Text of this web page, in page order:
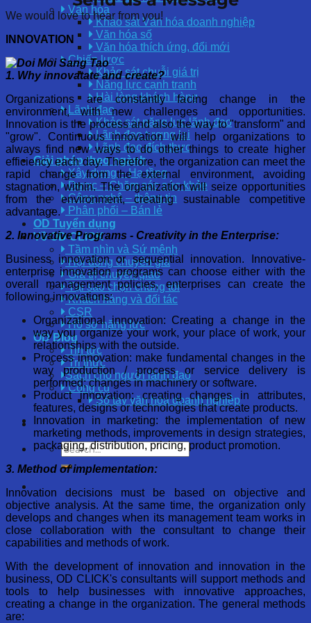
Văn hóa
Khảo sát Văn hóa doanh nghiệp
Văn hóa số
Văn hóa thích ứng, đổi mới
Chiến lược
Khảo sát chuỗi giá trị
Năng lực cạnh tranh
Hài lòng khách hàng
Lãnh đạo
Khảo sát năng lực lãnh đạo
Lãnh đạo tương lai
Lãnh đạo đích thực
Giải pháp theo ngành
Xây dựng – Hạ tầng
Dược – Chăm sóc sức khỏe
Công nghệ – thông tin
Phân phối – Bán lẻ
OD Tuyển dụng
Về OD CLICK
Tầm nhìn và Sứ mệnh
Hội đồng chuyên gia
Giá trị chuyển giao
Tại sao chọn chúng tôi
Khách hàng và đối tác
CSR
Hồ sơ năng lực
OD Blog
Tin tức
Tri thức
Sách cho người lãnh đạo
Công cụ
Sổ tay văn hóa doanh nghiệp
We would love to hear from you!
INNOVATION
1. Why innovatate and create?
Organizations are constantly facing change in the
environment, with new challenges and opportunities.
Innovation is the process and also the way to "transform" and
"grow". Continuous innovation will help organizations to
always find new ways to do other things to create higher
efficiency each day. Therefore, the organization can meet the
rapid change from the external environment, avoiding
stagnation, within. The organization will seize opportunities
from the environment, creating sustainable competitive
advantage.
2. Innovative Programs - Creativity in the Enterprise:
Business innovation or sequential innovation. Innovative-
enterprise innovation programs can choose either with the
overall management policies, enterprises can create the
following innovations:
Organizational innovation: Creating a change in the
way you organize your work, your place of work, your
relationships with the outside.
Process innovation: make fundamental changes in the
way production / process or service delivery is
performed; changes in machinery or software.
Product innovation: creating changes in attributes,
features, designs or technologies that create products.
Innovation in marketing: the implementation of new
marketing methods, improvements in design strategies,
packaging, distribution, pricing, product promotion.
3. Method of implementation:
Innovation decisions must be based on objective and
objective analysis. At the same time, the organization only
develops and changes when its management team works in
close collaboration with the consultant to change their
capabilities and methods of work.
With the development of innovation and innovation in the
business, OD CLICK's consultants will support methods and
tools to help businesses with innovative approaches,
creating a change in the organization. The general methods
are: